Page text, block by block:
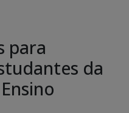
para
da